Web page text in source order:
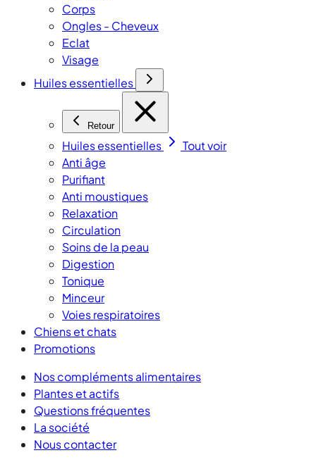
Corps
Ongles - Cheveux
Eclat
Visage
Huiles essentielles
Retour
Huiles essentielles
Tout voir
Anti âge
Purifiant
Anti moustiques
Relaxation
Circulation
Soins de la peau
Digestion
Tonique
Minceur
Voies respiratoires
Chiens et chats
Promotions
Nos compléments alimentaires
Plantes et actifs
Questions fréquentes
La société
Nous contacter